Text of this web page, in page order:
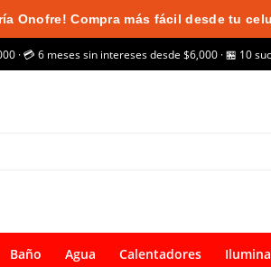
Onofre! Compra más fácil desde tu
· 💳 6 meses sin intereses desde $6,000 · 🏪 10
Baño Agua Calentadores